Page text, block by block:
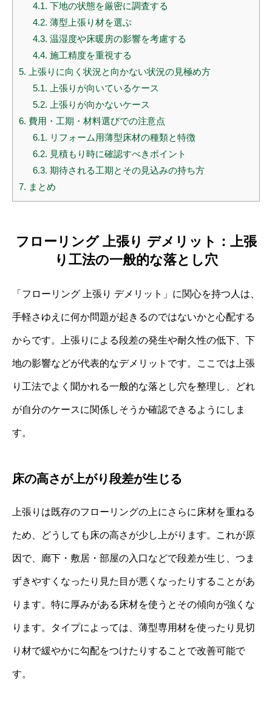
4.1. 下地の状態を厳密に調査する
4.2. 薄型上張り材を選ぶ
4.3. 温湿度や床暖房の影響を考慮する
4.4. 施工精度を重視する
5. 上張りに向く状況と向かない状況の見極め方
5.1. 上張りが向いているケース
5.2. 上張りが向かないケース
6. 費用・工期・材料選びでの注意点
6.1. リフォーム用薄型床材の種類と特徴
6.2. 見積もり時に確認すべきポイント
6.3. 期待される工期とその見込みの持ち方
7. まとめ
フローリング 上張り デメリット：上張
り工法の一般的な落とし穴
「フローリング 上張り デメリット」に関心を持つ人は、
手軽さゆえに何か問題が起きるのではないかと心配する
からです。上張りによる段差の発生や耐久性の低下、下
地の影響などが代表的なデメリットです。ここでは上張
り工法でよく聞かれる一般的な落とし穴を整理し、どれ
が自分のケースに関係しそうか確認できるようにしま
す。
床の高さが上がり段差が生じる
上張りは既存のフローリングの上にさらに床材を重ねる
ため、どうしても床の高さが少し上がります。これが原
因で、廊下・敷居・部屋の入口などで段差が生じ、つま
ずきやすくなったり見た目が悪くなったりすることがあ
ります。特に厚みがある床材を使うとその傾向が強くな
ります。タイプによっては、薄型専用材を使ったり見切
り材で緩やかに勾配をつけたりすることで改善可能で
す。